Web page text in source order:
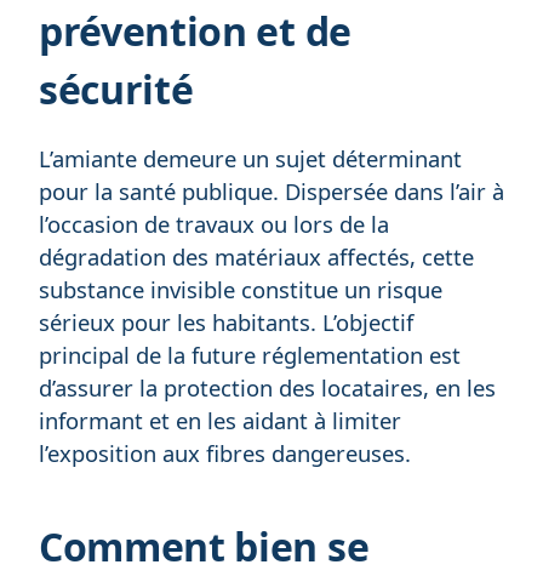
prévention et de
sécurité
L’amiante demeure un sujet déterminant
pour la santé publique. Dispersée dans l’air à
l’occasion de travaux ou lors de la
dégradation des matériaux affectés, cette
substance invisible constitue un risque
sérieux pour les habitants. L’objectif
principal de la future réglementation est
d’assurer la protection des locataires, en les
informant et en les aidant à limiter
l’exposition aux fibres dangereuses.
Comment bien se